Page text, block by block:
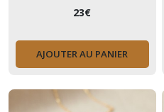
23€
AJOUTER AU PANIER